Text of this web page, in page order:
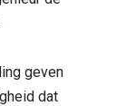
geven
dat